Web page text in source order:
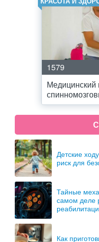
1579
Медицинский
Детские
риск для
Тайные
самом деле
Как